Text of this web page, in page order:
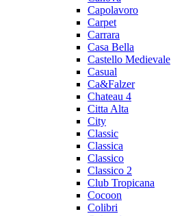
Capolavoro
Carpet
Carrara
Casa Bella
Castello Medievale
Casual
Ca&Falzer
Chateau 4
Citta Alta
City
Classic
Classica
Classico
Classico 2
Club Tropicana
Cocoon
Colibri